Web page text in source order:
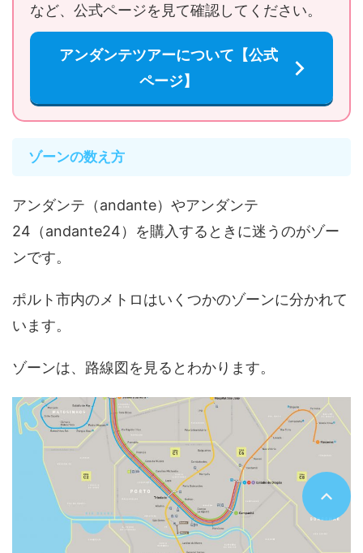
など、公式ページを見て確認してください。
アンダンテツアーについて【公式
ページ】
ゾーンの数え方
アンダンテ（andante）やアンダンテ
24（andante24）を購入するときに迷うのがゾー
ンです。
ポルト市内のメトロはいくつかのゾーンに分かれて
います。
ゾーンは、路線図を見るとわかります。